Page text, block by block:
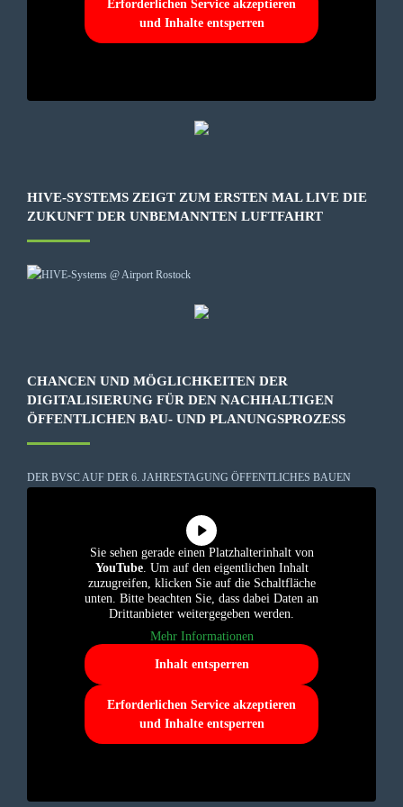
Erforderlichen Service akzeptieren
und Inhalte entsperren
HIVE-SYSTEMS ZEIGT ZUM ERSTEN MAL LIVE DIE
ZUKUNFT DER UNBEMANNTEN LUFTFAHRT
CHANCEN UND MÖGLICHKEITEN DER
DIGITALISIERUNG FÜR DEN NACHHALTIGEN
ÖFFENTLICHEN BAU- UND PLANUNGSPROZESS
DER BVSC AUF DER 6. JAHRESTAGUNG ÖFFENTLICHES BAUEN
Sie sehen gerade einen Platzhalterinhalt von
YouTube. Um auf den eigentlichen Inhalt
zuzugreifen, klicken Sie auf die Schaltfläche
unten. Bitte beachten Sie, dass dabei Daten an
Drittanbieter weitergegeben werden.
Mehr Informationen
Inhalt entsperren
Erforderlichen Service akzeptieren
und Inhalte entsperren